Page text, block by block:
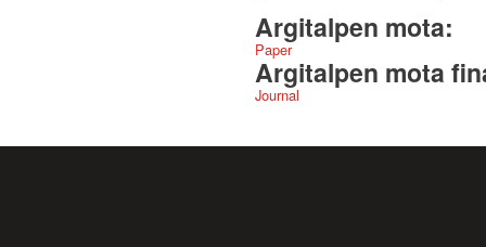
Argitalpen mota:
Paper
Argitalpen mota
Journal